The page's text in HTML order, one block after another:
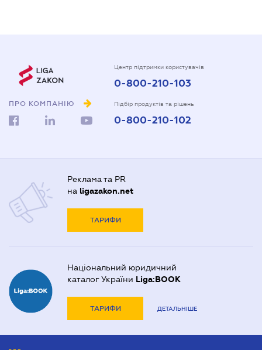
ПРО КОМПАНІЮ
Центр підтримки користувачів
0-800-210-103
Підбір продуктів та рішень
0-800-210-102
Реклама та PR
на ligazakon.net
ТАРИФИ
Національний юридичний
каталог України Liga:BOOK
ТАРИФИ ДЕТАЛЬНІШЕ